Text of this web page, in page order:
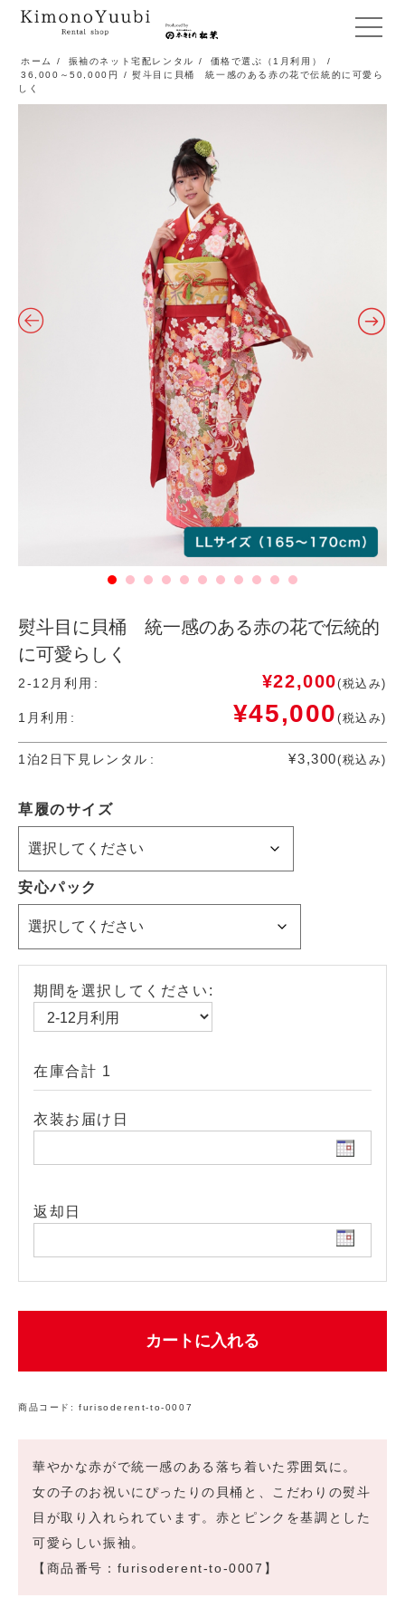
メ
ュ
ー
ホーム / 振袖のネット宅配レンタル / 価格で選ぶ（1月利用）
/
36,000～50,000円
/ 熨斗目に貝桶 統一感のある赤の花で伝統的に可愛ら
しく
熨斗目に貝桶 統一感のある赤の花で伝統的
に可愛らしく
2-12月利用 ¥22,000(税込み)
1月利用 ¥45,000 (税込み)
1泊2日下見レンタル ¥3,300(税込み)
草履のサイズ
安心パック
期間を選択してください:
在庫合計 1
衣装お届け日
返却日
カートに入れる
商品コード:furisoderent-to-0007
華やかな赤がで統一感のある落ち着いた雰囲気に。
女の子のお祝いにぴったりの貝桶と、こだわりの熨斗
目が取り入れられています。赤とピンクを基調とした
可愛らしい振袖。
【商品番号：furisoderent-to-0007】